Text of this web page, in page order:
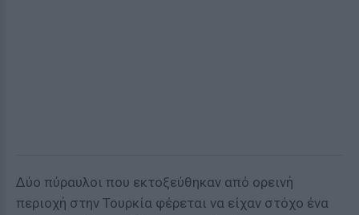
Δύο πύραυλοι που εκτοξεύθηκαν από ορεινή
περιοχή στην Τουρκία φέρεται να είχαν στόχο ένα